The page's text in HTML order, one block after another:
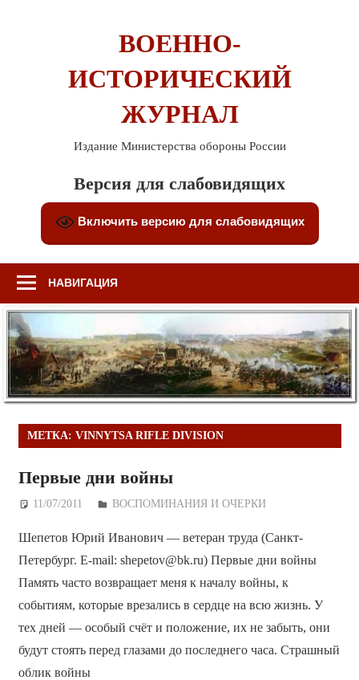
ВОЕННО-
ИСТОРИЧЕСКИЙ
ЖУРНАЛ
Издание Министерства обороны России
Версия для слабовидящих
Включить версию для слабовидящих
НАВИГАЦИЯ
МЕТКА: VINNYTSA RIFLE DIVISION
Первые дни войны
11/07/2011 Дежурный по Редакции
ВОСПОМИНАНИЯ И ОЧЕРКИ
Шепетов Юрий Иванович — ветеран труда (Санкт-
Петербург. E-mail: shepetov@bk.ru) Первые дни войны
Память часто возвращает меня к началу войны, к
событиям, которые врезались в сердце на всю жизнь. У
тех дней — особый счёт и положение, их не забыть, они
будут стоять перед глазами до последнего часа. Страшный
облик войны